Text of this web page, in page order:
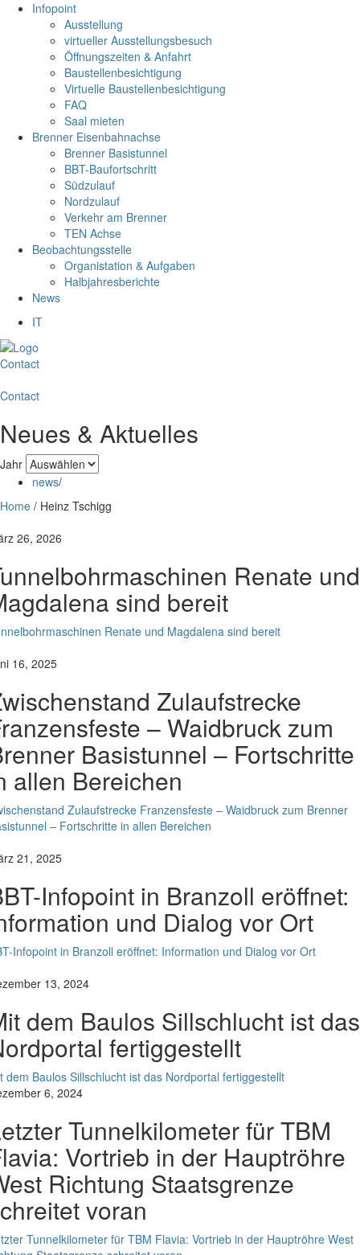
Infopoint
Ausstellung
virtueller Ausstellungsbesuch
Öffnungszeiten & Anfahrt
Baustellenbesichtigung
Virtuelle Baustellenbesichtigung
FAQ
Saal mieten
Brenner Eisenbahnachse
Brenner Basistunnel
BBT-Baufortschritt
Südzulauf
Nordzulauf
Verkehr am Brenner
TEN Achse
Beobachtungsstelle
Organistation & Aufgaben
Halbjahresberichte
News
IT
Contact
Contact
Neues & Aktuelles
Jahr
news/
Home / Heinz Tschigg
26, 2026
Renate und
sind bereit
Renate und Magdalena sind bereit
16, 2025
Zulaufstrecke
– Waidbruck zum
Basistunnel – Fortschritte
allen Bereichen
Zulaufstrecke Franzensfeste – Waidbruck zum Brenner
– Fortschritte in allen Bereichen
21, 2025
Infopoint in Branzoll eröffnet:
und Dialog vor Ort
Infopoint in Branzoll eröffnet: Information und Dialog vor Ort
13, 2024
dem Baulos Sillschlucht ist das
fertiggestellt
dem Baulos Sillschlucht ist das Nordportal fertiggestellt
6, 2024
Tunnelkilometer für TBM
Vortrieb in der Hauptröhre
Richtung Staatsgrenze
voran
Tunnelkilometer für TBM Flavia: Vortrieb in der Hauptröhre West